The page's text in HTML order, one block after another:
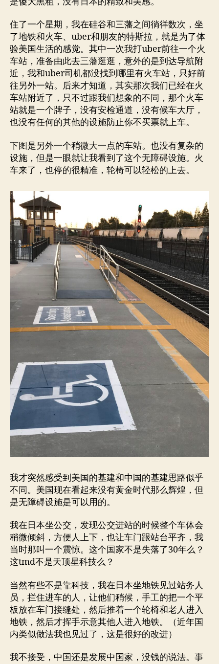
住了一个星期，我在硅谷和三藩之间徜徉数次，坐
了地铁和火车、uber和朋友的特斯拉，就是为了体
验美国生活的感觉。其中一次我打uber前往一个火
车站，准备由此去三藩逛逛，意外的是到达导航附
近，我和uber司机都没找到哪里有火车站，只好前
往另外一站。后来才知道，其实那次我们已经在火
车站附近了，只不过跟我们想象的不同，那个火车
站就是一个牌子，没有安检通道，没有候车大厅，
也没有任何的其他的设施防止你不买票就上车。
下图是另外一个稍微大一点的车站。也没有复杂的
设施，但是一眼就让我看到了这个无障碍设施。火
车来了，也停的很精准，轮椅可以轻松的上去。
我才突然感受到美国的基建和中国的基建思路似乎
不同。美国现在看起来没有黄金时代那么辉煌，但
是无障碍设施是可以用的。
我在日本坐公交，发现公交进站的时候整个车体会
稍微倾斜，方便人上下，也让车门跟站台平齐，我
当时那叫一个震惊。这个国家不是失落了30年么？
这tmd不是天顶星科技么？
当然有些不是靠科技，我在日本坐地铁见过站务人
员，拦住进车的人，让他们稍候，手工的把一个平
板放在车门接缝处，然后推着一个轮椅和老人进入
地铁，然后才挥手示意其他人进入地铁。（近年国
内类似做法我也见过了，这是很好的改进）
我不接受，中国还是发展中国家，没钱的说法。事